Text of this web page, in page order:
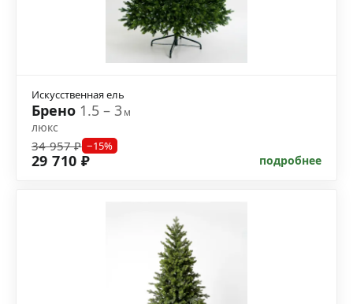
Искусственная ель
Брено 1.5 – 3м
люкс
34 957 ₽ −15%
29 710 ₽ подробнее